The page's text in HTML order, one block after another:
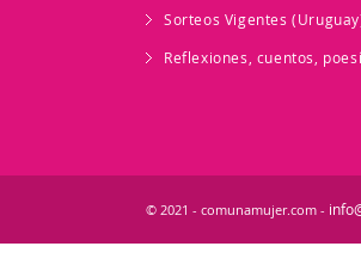
Sorteos Vigentes
Reflexiones, cuentos,
© 2021 - comunamujer.com -